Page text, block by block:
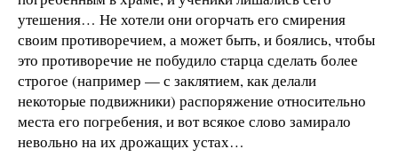
утешения… Не хотели они огорчать его смирения
своим противоречием, а может быть, и боялись, чтобы
это противоречие не побудило старца сделать более
строгое (например — с заклятием, как делали
некоторые подвижники) распоряжение относительно
места его погребения, и вот всякое слово замирало
невольно на их дрожащих устах…